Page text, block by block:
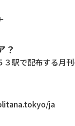
？
３駅で配布する月
ja